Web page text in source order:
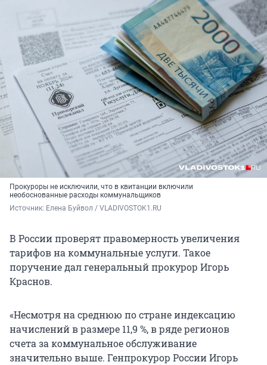
Прокуроры не исключили, что в квитанции включили
необоснованные расходы коммунальщиков
Источник: Елена Буйвол / VLADIVOSTOK1.RU
В России проверят правомерность увеличения
тарифов на коммунальные услуги. Такое
поручение дал генеральный прокурор Игорь
Краснов.
«Несмотря на среднюю по стране индексацию
начислений в размере 11,9 %, в ряде регионов
счета за коммунальное обслуживание
значительно выше. Генпрокурор России Игорь